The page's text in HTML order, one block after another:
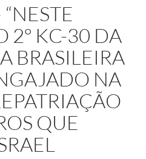
2º KC-30 DA
BRASILEIRA
NA
QUE